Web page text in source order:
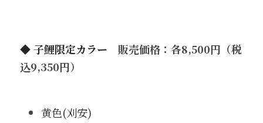
◆ 子鯉限定カラー 販売価格：各8,500円（税
込9,350円）
黄色(刈安)